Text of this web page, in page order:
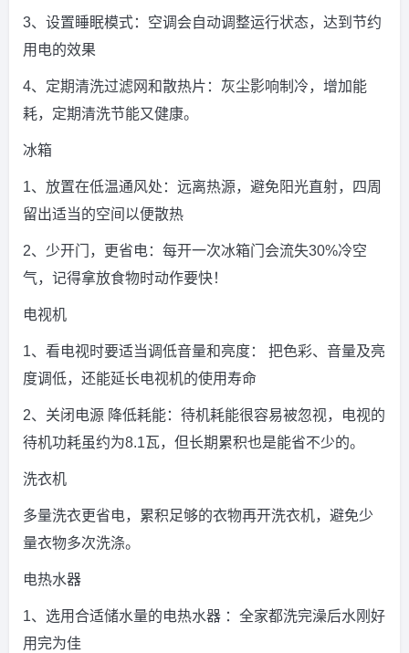
3、设置睡眠模式：空调会自动调整运行状态，达到节约
用电的效果
4、定期清洗过滤网和散热片：灰尘影响制冷，增加能
耗，定期清洗节能又健康。
冰箱
1、放置在低温通风处：远离热源，避免阳光直射，四周
留出适当的空间以便散热
2、少开门，更省电：每开一次冰箱门会流失30%冷空
气，记得拿放食物时动作要快！
电视机
1、看电视时要适当调低音量和亮度： 把色彩、音量及亮
度调低，还能延长电视机的使用寿命
2、关闭电源 降低耗能：待机耗能很容易被忽视，电视的
待机功耗虽约为8.1瓦，但长期累积也是能省不少的。
洗衣机
多量洗衣更省电，累积足够的衣物再开洗衣机，避免少
量衣物多次洗涤。
电热水器
1、选用合适储水量的电热水器 ：全家都洗完澡后水刚好
用完为佳